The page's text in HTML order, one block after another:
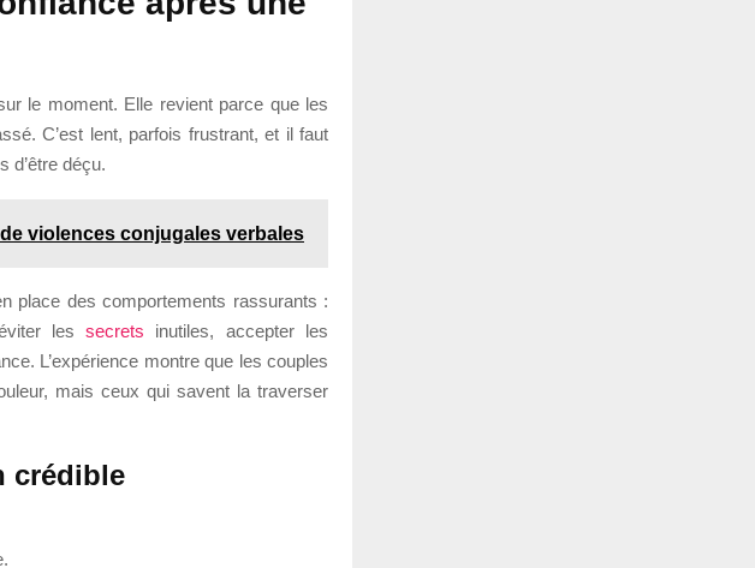
le moment. Elle revient parce que les
C’est lent, parfois frustrant, et il faut
d’être déçu.
violences conjugales verbales
place des comportements rassurants :
éviter lessecrets inutiles, accepter les
L’expérience montre que les couples
mais ceux qui savent la traverser
crédible